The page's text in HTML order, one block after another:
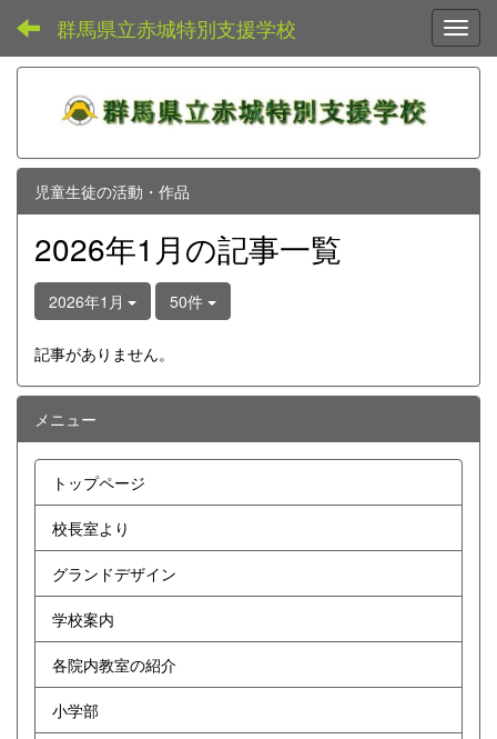
群馬県立赤城特別支援学校
児童生徒の活動・作品
2026年1月の記事一覧
2026年1月 50件
記事がありません。
メニュー
トップページ
校長室より
グランドデザイン
学校案内
各院内教室の紹介
小学部